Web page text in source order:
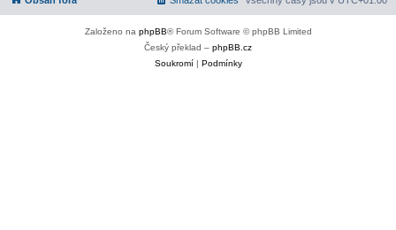
Založeno na phpBB® Forum Software © phpBB Limited
Český překlad – phpBB.cz
Soukromí| Podmínky